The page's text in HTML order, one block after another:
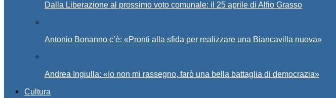
Dalla Liberazione al prossimo voto comunale: il 25 aprile di Alfio Grasso
Antonio Bonanno c’è: «Pronti alla sfida per realizzare una Biancavilla nuova»
Andrea Ingiulla: «Io non mi rassegno, farò una bella battaglia di democrazia»
Cultura